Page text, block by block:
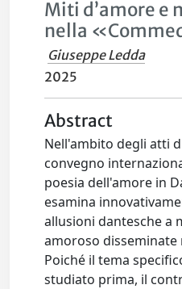
Miti d’amore e
nella
Giuseppe Ledda
2025
Abstract
Nell'ambito degli atti
convegno
poesia dell'amore in
esamina
allusioni dantesche a
amoroso disseminate
Poiché il tema
studiato prima, il